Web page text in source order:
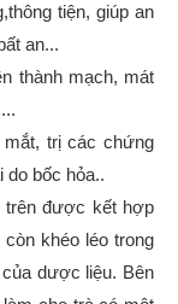
tiện, giúp an
an...
thành mạch, mát
trị các chứng
do bốc hỏa..
được kết hợp
khéo léo trong
dược liệu. Bên